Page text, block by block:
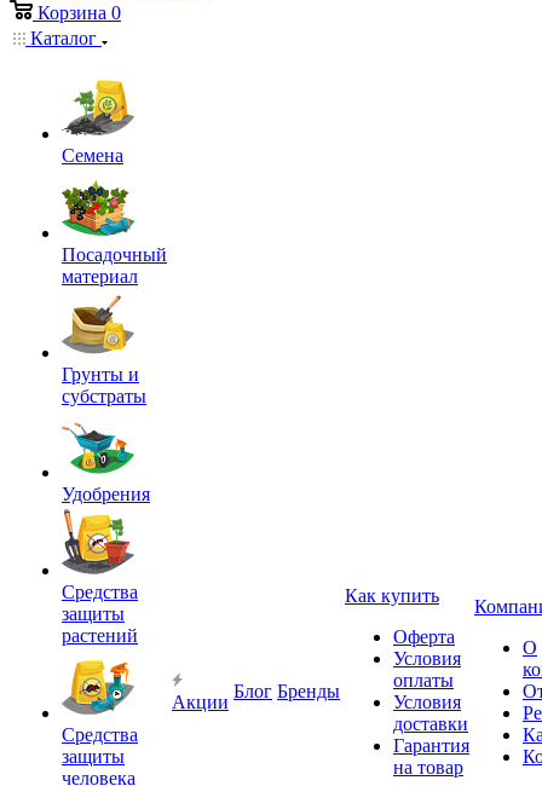
Корзина 0
Каталог
Семена
Посадочный
материал
Грунты и
субстраты
Удобрения
Средства
защиты
растений
Средства
защиты
человека
Акции
Блог Бренды
Как купить
Оферта
Условия
оплаты
Условия
доставки
Гарантия
на товар
О